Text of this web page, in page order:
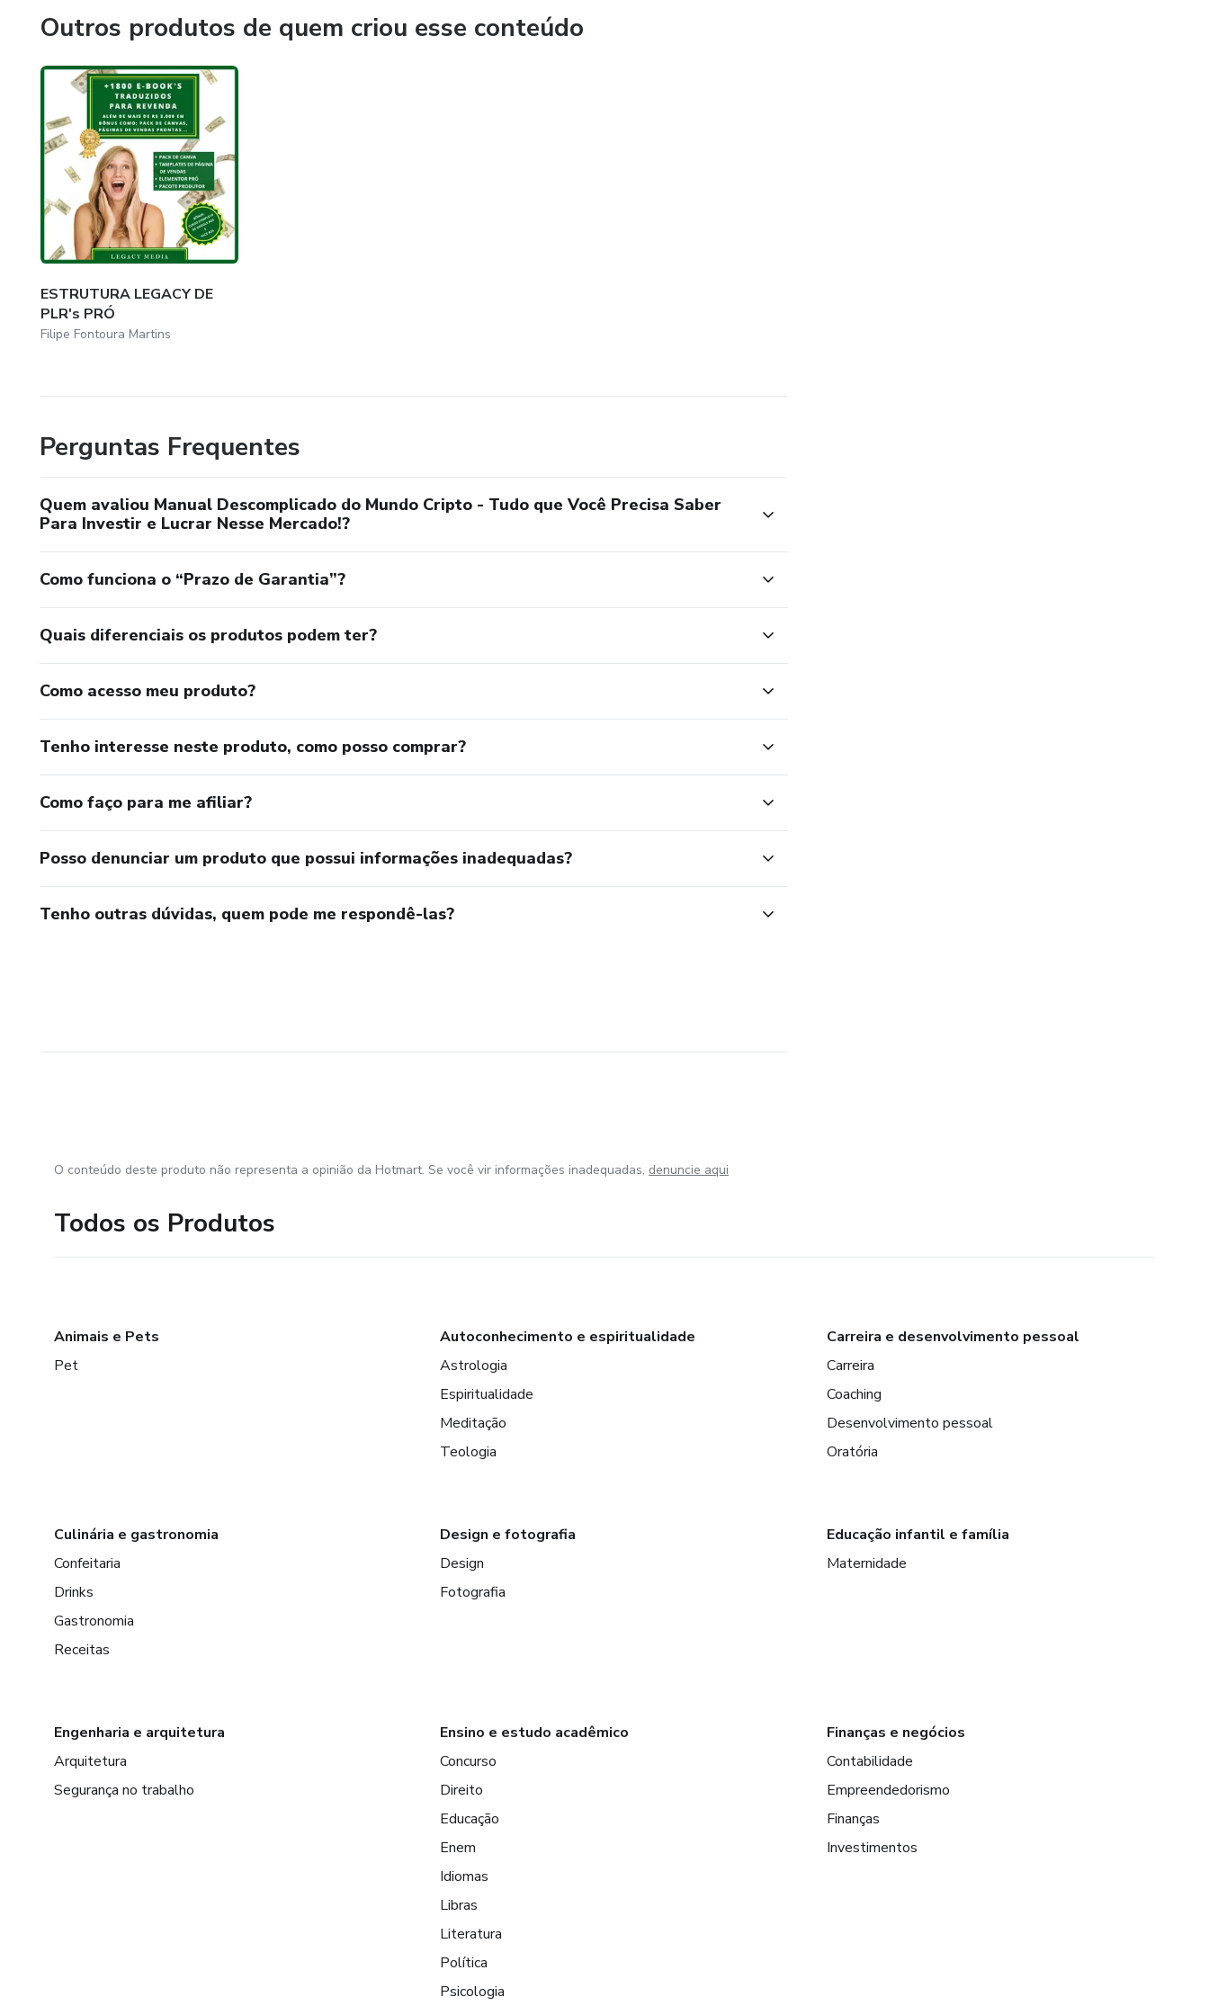
Outros produtos de quem criou esse conteúdo
ESTRUTURA LEGACY DE
PLR's PRÓ
Filipe Fontoura Martins
Perguntas Frequentes
Quem avaliou Manual Descomplicado do Mundo Cripto - Tudo que Você Precisa Saber
Para Investir e Lucrar Nesse Mercado!?
Como funciona o “Prazo de Garantia”?
Quais diferenciais os produtos podem ter?
Como acesso meu produto?
Tenho interesse neste produto, como posso comprar?
Como faço para me afiliar?
Posso denunciar um produto que possui informações inadequadas?
Tenho outras dúvidas, quem pode me respondê-las?
O conteúdo deste produto não representa a opinião da Hotmart. Se você vir informações inadequadas, denuncie aqui
Todos os Produtos
Animais e Pets
Pet
Autoconhecimento e espiritualidade
Astrologia
Espiritualidade
Meditação
Teologia
Carreira e desenvolvimento pessoal
Carreira
Coaching
Desenvolvimento pessoal
Oratória
Culinária e gastronomia
Confeitaria
Drinks
Gastronomia
Receitas
Design e fotografia
Design
Fotografia
Educação infantil e família
Maternidade
Engenharia e arquitetura
Arquitetura
Segurança no trabalho
Ensino e estudo acadêmico
Concurso
Direito
Educação
Enem
Idiomas
Libras
Literatura
Política
Psicologia
Finanças e negócios
Contabilidade
Empreendedorismo
Finanças
Investimentos